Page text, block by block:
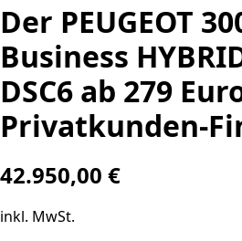
Der PEUGEOT
Business
DSC6 ab 279
Privatkunden-
42.950,00 €
inkl. MwSt.